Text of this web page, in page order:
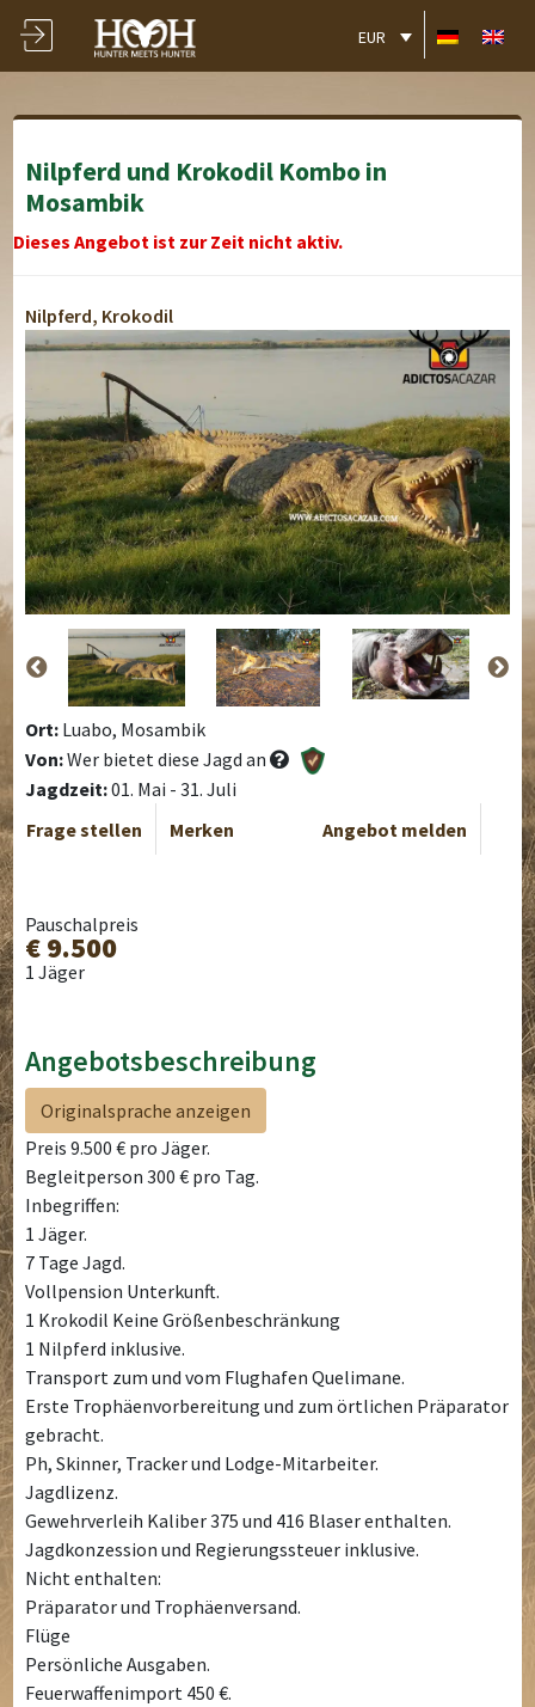
EUR
Nilpferd und Krokodil Kombo in
Mosambik
Dieses Angebot ist zur Zeit nicht aktiv.
Nilpferd, Krokodil
Ort: Luabo, Mosambik
Von:Wer bietet diese Jagd an
Jagdzeit:01. Mai - 31. Juli
Frage stellen
Merken Angebot melden
Pauschalpreis
€ 9.500
1 Jäger
Angebotsbeschreibung
Originalsprache anzeigen
Preis 9.500 € pro Jäger.
Begleitperson 300 € pro Tag.
Inbegriffen:
1 Jäger.
7 Tage Jagd.
Vollpension Unterkunft.
1 Krokodil Keine Größenbeschränkung
1 Nilpferd inklusive.
Transport zum und vom Flughafen Quelimane.
Erste Trophäenvorbereitung und zum örtlichen Präparator
gebracht.
Ph, Skinner, Tracker und Lodge-Mitarbeiter.
Jagdlizenz.
Gewehrverleih Kaliber 375 und 416 Blaser enthalten.
Jagdkonzession und Regierungssteuer inklusive.
Nicht enthalten:
Präparator und Trophäenversand.
Flüge
Persönliche Ausgaben.
Feuerwaffenimport 450 €.